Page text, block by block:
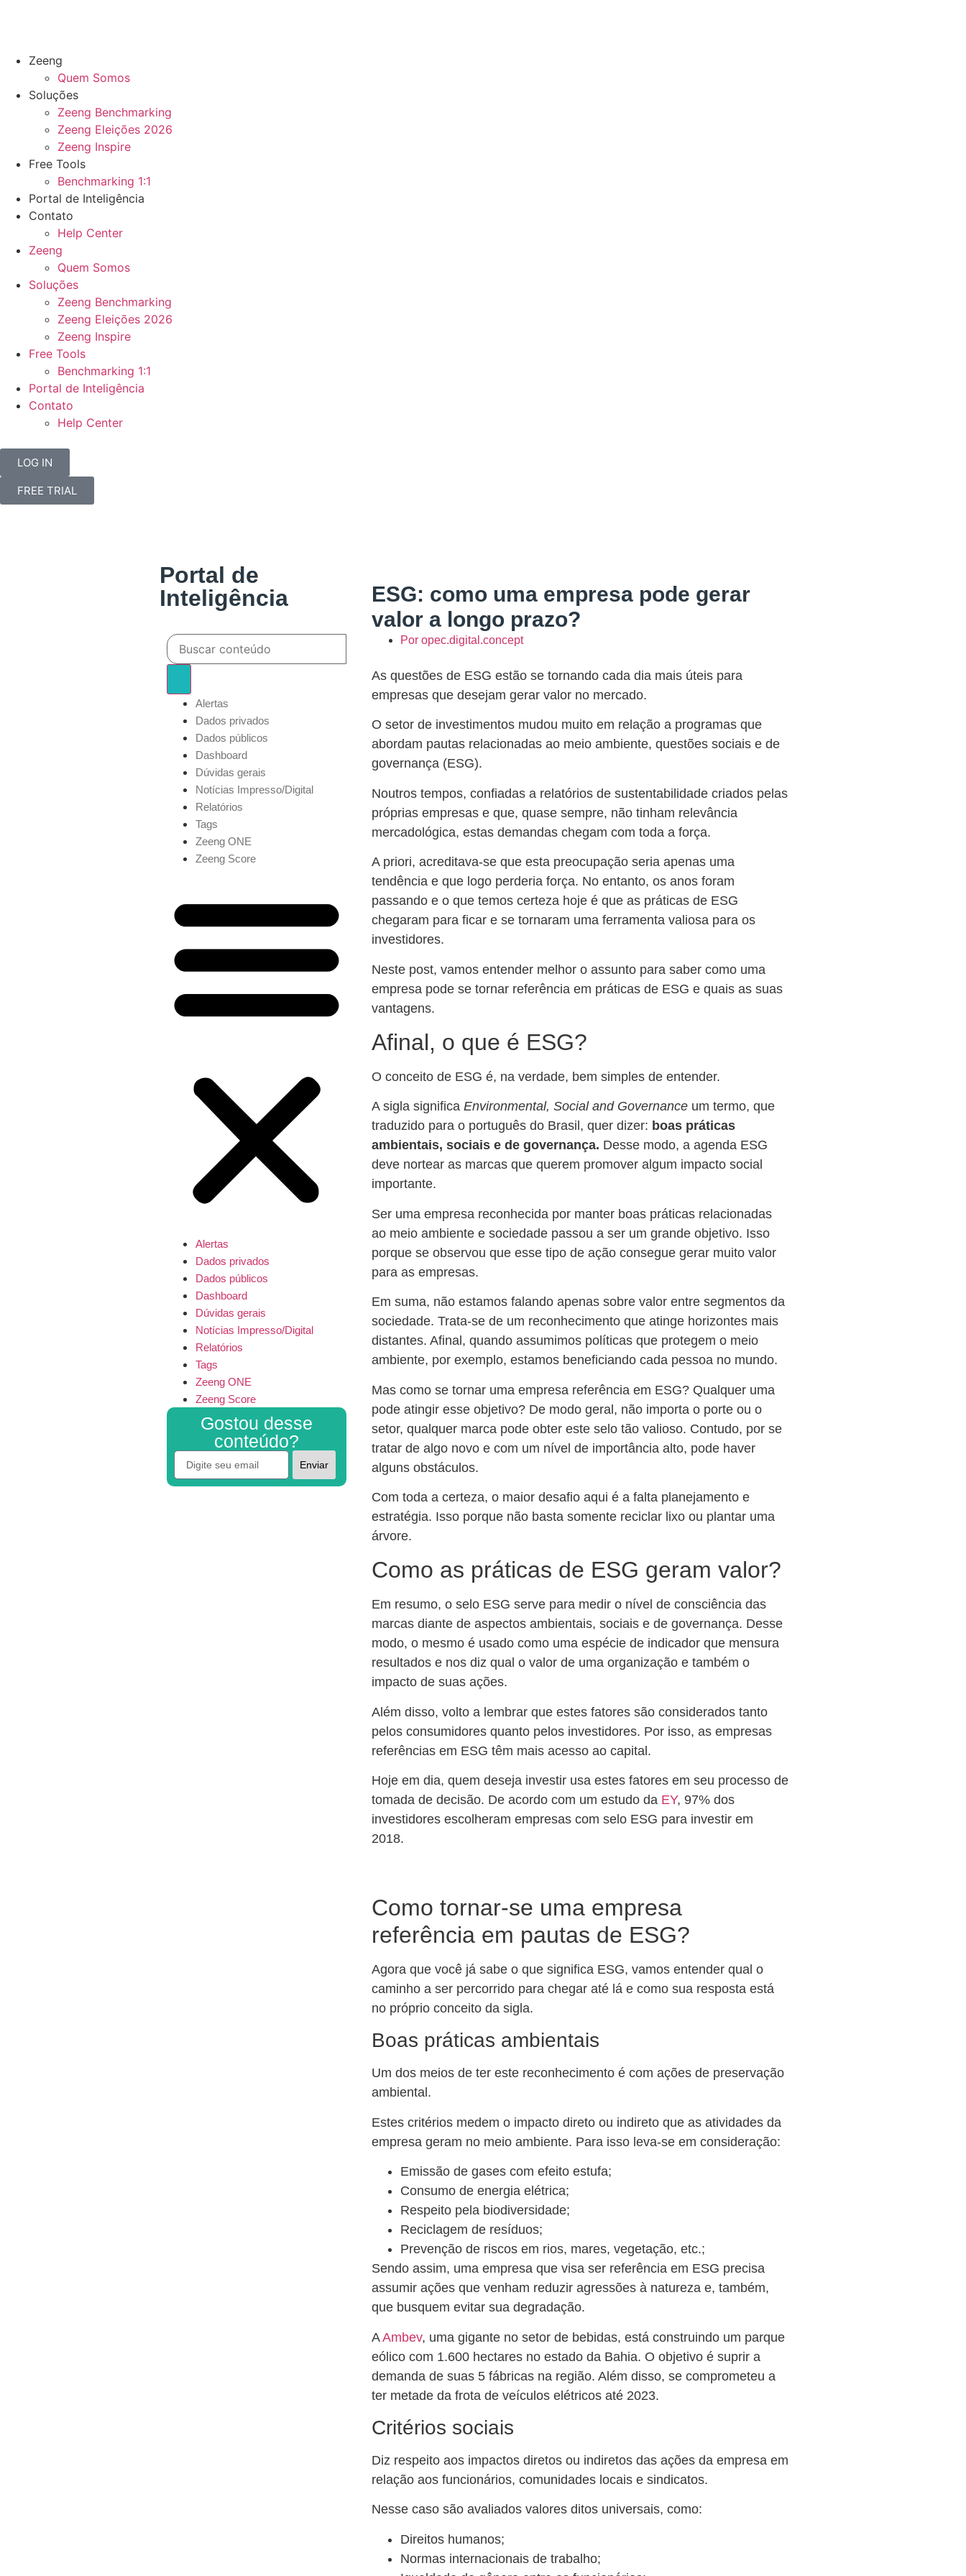
Zeeng
Quem Somos
Soluções
Zeeng Benchmarking
Zeeng Eleições 2026
Zeeng Inspire
Free Tools
Benchmarking 1:1
Portal de Inteligência
Contato
Help Center
Zeeng
Quem Somos
Soluções
Zeeng Benchmarking
Zeeng Eleições 2026
Zeeng Inspire
Free Tools
Benchmarking 1:1
Portal de Inteligência
Contato
Help Center
LOG IN
FREE TRIAL
Portal de
Inteligência
Alertas
Dados privados
Dados públicos
Dashboard
Dúvidas gerais
Notícias Impresso/Digital
Relatórios
Tags
Zeeng ONE
Zeeng Score
Alertas
Dados privados
Dados públicos
Dashboard
Dúvidas gerais
Notícias Impresso/Digital
Relatórios
Tags
Zeeng ONE
Zeeng Score
Gostou desse
conteúdo?
Enviar
ESG: como uma empresa pode gerar
valor a longo prazo?
Por opec.digital.concept
As questões de ESG estão se tornando cada dia mais úteis para
empresas que desejam gerar valor no mercado.
O setor de investimentos mudou muito em relação a programas que
abordam pautas relacionadas ao meio ambiente, questões sociais e de
governança (ESG).
Noutros tempos, confiadas a relatórios de sustentabilidade criados pelas
próprias empresas e que, quase sempre, não tinham relevância
mercadológica, estas demandas chegam com toda a força.
A priori, acreditava-se que esta preocupação seria apenas uma
tendência e que logo perderia força. No entanto, os anos foram
passando e o que temos certeza hoje é que as práticas de ESG
chegaram para ficar e se tornaram uma ferramenta valiosa para os
investidores.
Neste post, vamos entender melhor o assunto para saber como uma
empresa pode se tornar referência em práticas de ESG e quais as suas
vantagens.
Afinal, o que é ESG?
O conceito de ESG é, na verdade, bem simples de entender.
A sigla significa Environmental, Social and Governance um termo, que
traduzido para o português do Brasil, quer dizer: boas práticas
ambientais, sociais e de governança. Desse modo, a agenda ESG
deve nortear as marcas que querem promover algum impacto social
importante.
Ser uma empresa reconhecida por manter boas práticas relacionadas
ao meio ambiente e sociedade passou a ser um grande objetivo. Isso
porque se observou que esse tipo de ação consegue gerar muito valor
para as empresas.
Em suma, não estamos falando apenas sobre valor entre segmentos da
sociedade. Trata-se de um reconhecimento que atinge horizontes mais
distantes. Afinal, quando assumimos políticas que protegem o meio
ambiente, por exemplo, estamos beneficiando cada pessoa no mundo.
Mas como se tornar uma empresa referência em ESG? Qualquer uma
pode atingir esse objetivo? De modo geral, não importa o porte ou o
setor, qualquer marca pode obter este selo tão valioso. Contudo, por se
tratar de algo novo e com um nível de importância alto, pode haver
alguns obstáculos.
Com toda a certeza, o maior desafio aqui é a falta planejamento e
estratégia. Isso porque não basta somente reciclar lixo ou plantar uma
árvore.
Como as práticas de ESG geram valor?
Em resumo, o selo ESG serve para medir o nível de consciência das
marcas diante de aspectos ambientais, sociais e de governança. Desse
modo, o mesmo é usado como uma espécie de indicador que mensura
resultados e nos diz qual o valor de uma organização e também o
impacto de suas ações.
Além disso, volto a lembrar que estes fatores são considerados tanto
pelos consumidores quanto pelos investidores. Por isso, as empresas
referências em ESG têm mais acesso ao capital.
Hoje em dia, quem deseja investir usa estes fatores em seu processo de
tomada de decisão. De acordo com um estudo da EY, 97% dos
investidores escolheram empresas com selo ESG para investir em
2018.
Como tornar-se uma empresa
referência em pautas de ESG?
Agora que você já sabe o que significa ESG, vamos entender qual o
caminho a ser percorrido para chegar até lá e como sua resposta está
no próprio conceito da sigla.
Boas práticas ambientais
Um dos meios de ter este reconhecimento é com ações de preservação
ambiental.
Estes critérios medem o impacto direto ou indireto que as atividades da
empresa geram no meio ambiente. Para isso leva-se em consideração:
Emissão de gases com efeito estufa;
Consumo de energia elétrica;
Respeito pela biodiversidade;
Reciclagem de resíduos;
Prevenção de riscos em rios, mares, vegetação, etc.;
Sendo assim, uma empresa que visa ser referência em ESG precisa
assumir ações que venham reduzir agressões à natureza e, também,
que busquem evitar sua degradação.
AAmbev, uma gigante no setor de bebidas, está construindo um parque
eólico com 1.600 hectares no estado da Bahia. O objetivo é suprir a
demanda de suas 5 fábricas na região. Além disso, se comprometeu a
ter metade da frota de veículos elétricos até 2023.
Critérios sociais
Diz respeito aos impactos diretos ou indiretos das ações da empresa em
relação aos funcionários, comunidades locais e sindicatos.
Nesse caso são avaliados valores ditos universais, como:
Direitos humanos;
Normas internacionais de trabalho;